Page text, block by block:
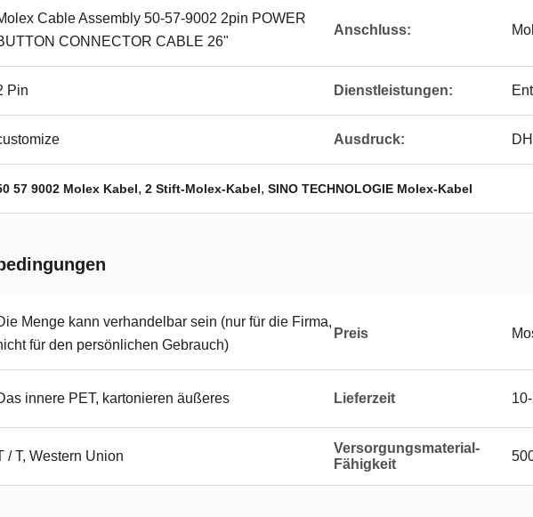
Cable Assembly 50-57-9002 2pin POWER
CONNECTOR CABLE 26"
Anschluss:
Pin Dienstleistungen:
Ausdruck:
57 9002 Molex Kabel, 2 Stift-Molex-Kabel, SINO TECHNOLOGIE Molex-Kabel
Menge kann verhandelbar sein (nur für die Firma,
für den persönlichen Gebrauch)
Preis
innere PET, kartonieren äußeres Lieferzeit
/ T, Western Union
Versorgungsmaterial-
Fähigkeit